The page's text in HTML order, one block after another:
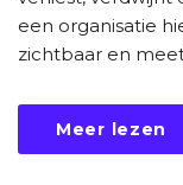
een organisatie
zichtbaar en
Meer lezen